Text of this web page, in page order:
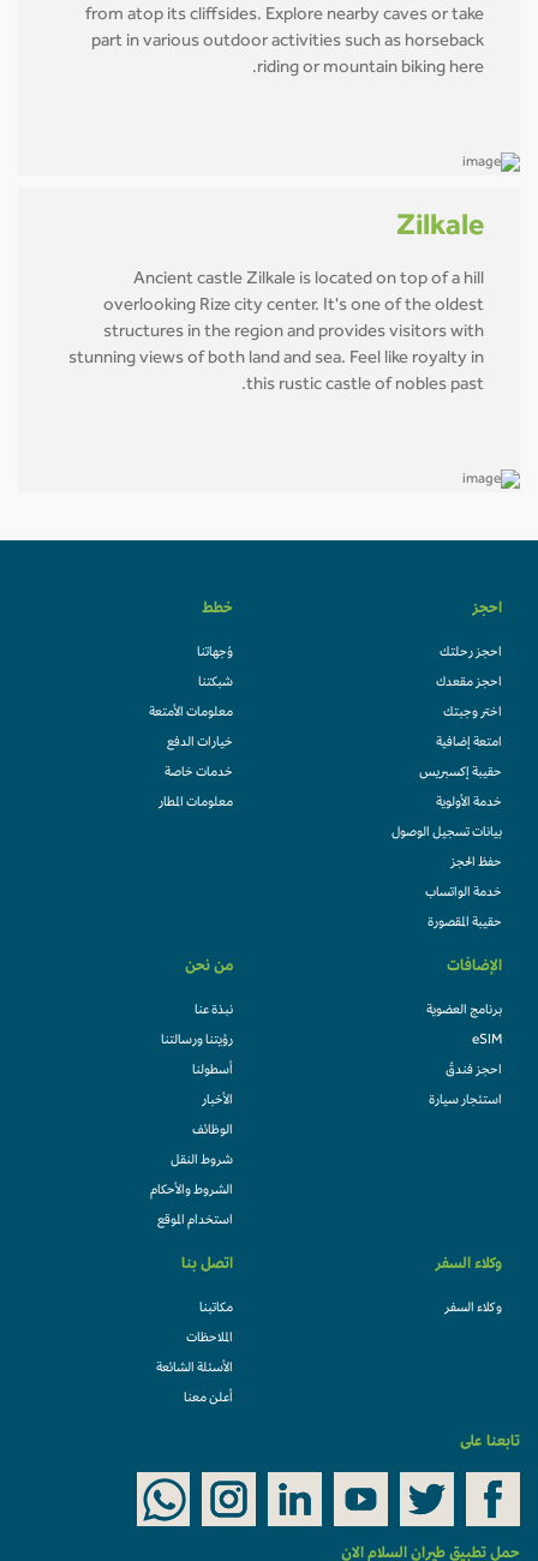
from atop its cliffsides. Explore nearby caves or take
part in various outdoor activities such as horseback
riding or mountain biking here.
Zilkale
Ancient castle Zilkale is located on top of a hill
overlooking Rize city center. It's one of the oldest
structures in the region and provides visitors with
stunning views of both land and sea. Feel like royalty in
this rustic castle of nobles past.
احجز
احجز رحلتك
احجز مقعدك
اختر وجبتك
امتعة إضافية
حقيبة إكسبريس
خدمة الأولوية
بيانات تسجيل الوصول
حفظ الحجز
خدمة الواتساب
حقيبة المقصورة
خطط
وُجهاتنا
شبكتنا
معلومات الأمتعة
خيارات الدفع
خدمات خاصة
معلومات المطار
الإضافات
برنامج العضوية
eSIM
احجز فندقً
استئجار سيارة
من نحن
نبذة عنا
رؤيتنا ورسالتنا
أسطولنا
الأخبار
الوظائف
شروط النقل
الشروط والأحكام
استخدام الموقع
وكلاء السفر
وكلاء السفر
اتصل بنا
مكاتبنا
الملاحظات
الأسئلة الشائعة
أعلن معنا
تابعنا على
حمل تطبيق طيران السلام الان